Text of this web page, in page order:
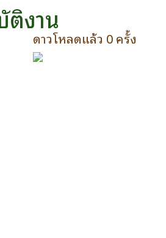
ติงาน
ดาวโหลดแล้ว 0 ครั้ง